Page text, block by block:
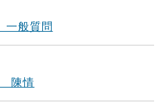
般質問
陳情